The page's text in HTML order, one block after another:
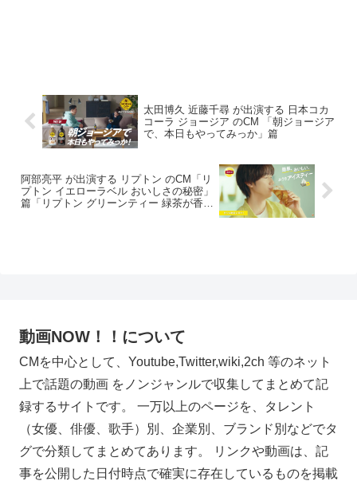
太田博久 近藤千尋 が出演する 日本コカ
コーラ ジョージア のCM 「朝ジョージア
で、本日もやってみっか」篇
阿部亮平 が出演する リプトン のCM「リ
プトン イエローラベル おいしさの秘密」
篇「リプトン グリーンティー 緑茶が香っ
動画NOW！！について
CMを中心として、Youtube,Twitter,wiki,2ch 等のネット
上で話題の動画 をノンジャンルで収集してまとめて記
録するサイトです。 一万以上のページを、タレント
（女優、俳優、歌手）別、企業別、ブランド別などでタ
グで分類してまとめてあります。 リンクや動画は、記
事を公開した日付時点で確実に存在しているものを掲載